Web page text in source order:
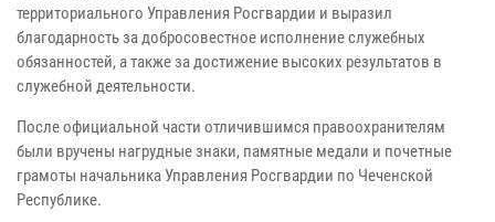
территориального Управления Росгвардии и выразил
благодарность за добросовестное исполнение служебных
обязанностей, а также за достижение высоких результатов в
служебной деятельности.
После официальной части отличившимся правоохранителям
были вручены нагрудные знаки, памятные медали и почетные
грамоты начальника Управления Росгвардии по Чеченской
Республике.